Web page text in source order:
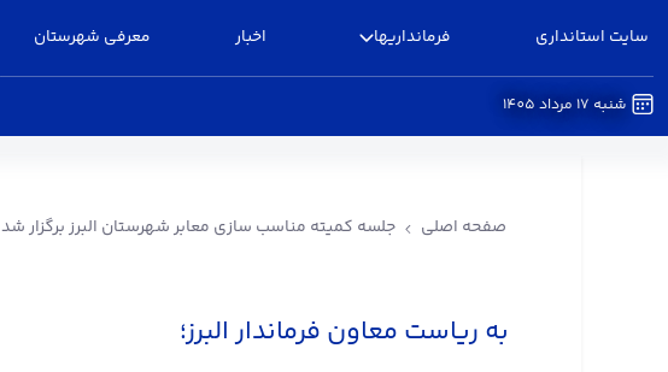
سایت استانداری فرمانداریها اخبار معرفی شهرستان
شنبه 17 مرداد 1405
صفحه اصلی جلسه کمیته مناسب سازی معابر شهرستان البرز برگزار شد
به ریاست معاون فرماندار البرز؛